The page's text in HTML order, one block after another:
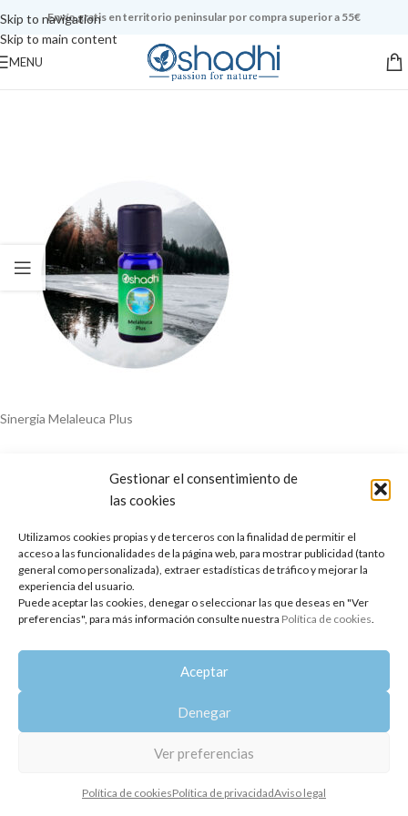
Gestionar el consentimiento de
las cookies
Utilizamos cookies propias y de terceros con la finalidad de permitir el
acceso a las funcionalidades de la página web, para mostrar publicidad (tanto
general como personalizada), extraer estadísticas de tráfico y mejorar la
experiencia del usuario.
Puede aceptar las cookies, denegar o seleccionar las que deseas en "Ver
preferencias", para más información consulte nuestra Política de cookies.
Aceptar
Denegar
Ver preferencias
Política de cookiesPolítica de privacidadAviso legal
Skip to navigation
Skip to main content
Envío gratis en territorio peninsular por compra superior a 55€
MENU
Sinergia Melaleuca Plus
Copyright 2014-2025
Todos los derechos reservados.